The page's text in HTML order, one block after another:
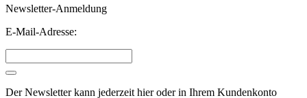
Newsletter-Anmeldung
E-Mail-Adresse:
Der Newsletter kann jederzeit hier oder in Ihrem Kundenkonto